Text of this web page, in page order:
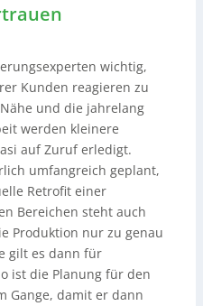
wichtig,
Kunden reagieren zu
und die jahrelang
werden kleinere
auf Zuruf erledigt.
umfangreich geplant,
Retrofit einer
Bereichen steht auch
Produktion nur zu genau
gilt es dann für
ist die Planung für den
Gange, damit er dann